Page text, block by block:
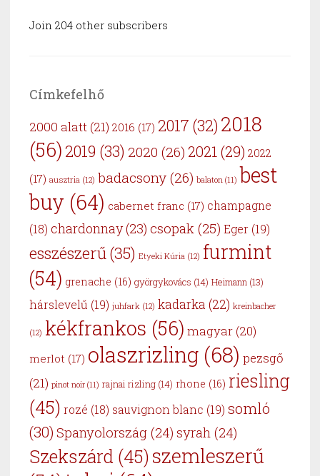
Join 204 other subscribers
Címkefelhő
2000 alatt (21) 2016 (17) 2017 (32) 2018
(56)2019 (33) 2020 (26) 2021(29) 2022
(17) ausztria (12) badacsony (26) balaton (11) best
buy (64) cabernet franc (17) champagne
(18) chardonnay(23) csopak (25) Eger (19)
esszészerű (35) Etyeki Kúria (12) furmint
(54) grenache (16) györgykovács (14) Heimann (13)
hárslevelű (19) juhfark (12) kadarka (22) kreinbacher
(12) kékfrankos (56) magyar (20)
merlot (17) olaszrizling (68) pezsgő
(21) pinot noir (11) rajnai rizling (14) rhone (16) riesling
(45) rozé (18) sauvignon blanc (19) somló
(30) Spanyolország (24) syrah (24)
Szekszárd (45)szemleszerű